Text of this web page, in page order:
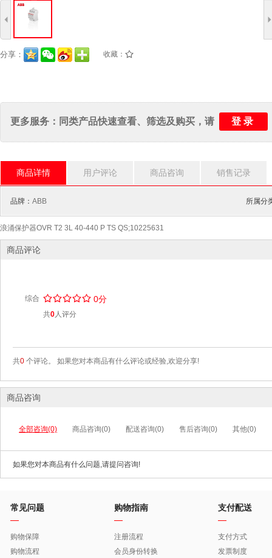
4
分享： 收藏： /
更多服务：同类产品快速查看、筛选及购买，请 登录
商品详情 用户评论 商品咨询 销售记录
品牌： ABB 所属分
浪涌保护器OVR T2 3L 40-440 P TS QS;10225631
商品评论
综合 /////
..... 0分
共0人评分
共0 个评论。 如果您对本商品有什么评论或经验,欢迎分享!
商品咨询
全部咨询(0) 商品咨询(0) 配送咨询(0) 售后咨询(0) 其他(0)
如果您对本商品有什么问题,请提问咨询!
常见问题
购物保障
购物流程
购物指南
注册流程
会员身份转换
支付配送
支付方式
发票制度